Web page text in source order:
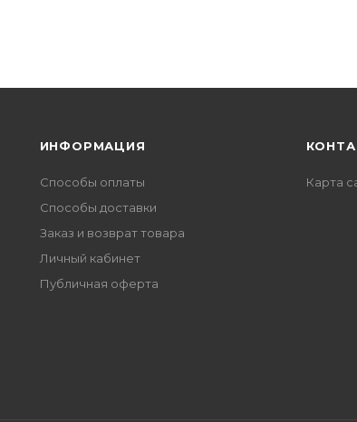
ИНФОРМАЦИЯ
Способы оплаты
Способы доставки
Заказ и возврат товара
Личный кабинет
Публичная оферта
Карта